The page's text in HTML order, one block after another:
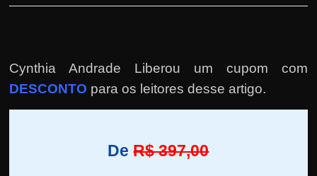
Cynthia Andrade Liberou um cupom com
DESCONTO para os leitores desse artigo.
DeR$ 397,00